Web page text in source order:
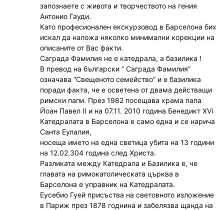
запознаете с живота и творчеството на гения
Антонио Гауди.
Като професионален екскурзовод в Барселона бих
искал да наложа няколко минимални корекции на
описаните от Вас факти.
Саграда Фамилия не е катедрала, а базилика !
В превод на български ” Саграда Фамилия”
означава “Свещеното семейство” и е базилика
поради факта, че е осветена от двама действащи
римски папи. През 1982 посещава храма папа
Йоан Павел II и на 07.11. 2010 година Бенедикт XVi
Катедралата в Барселона е само една и се нарича
Санта Еулалия,
носеща името на една светица убита на 13 години
на 12.02.304 година след Христа.
Разликата между Катедрала и Базилика е, че
главата на римокатолическата църква в
Барселона е управник на Катедралата.
Еусебио Гуей присъства на световното изложение
в Париж през 1878 годнина и забелязва щанда на